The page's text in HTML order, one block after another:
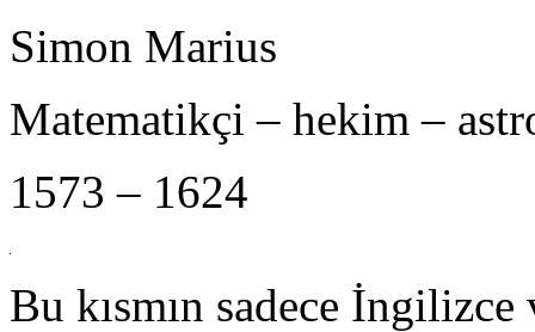
Simon Marius
Matematikçi – hekim –
1573 – 1624
Bu kısmın sadece